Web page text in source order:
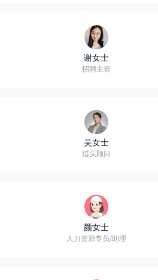
谢女士
招聘主管
吴女士
猎头顾问
颜女士
人力资源专员/助理